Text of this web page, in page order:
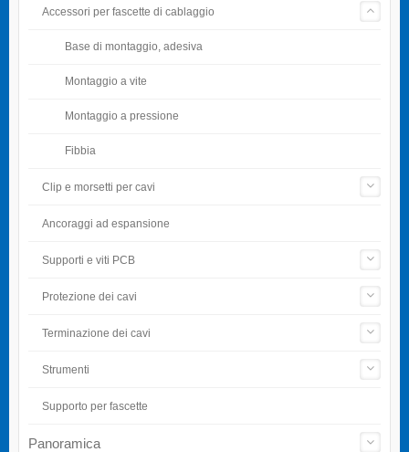
Accessori per fascette di cablaggio
Base di montaggio, adesiva
Montaggio a vite
Montaggio a pressione
Fibbia
Clip e morsetti per cavi
Ancoraggi ad espansione
Supporti e viti PCB
Protezione dei cavi
Terminazione dei cavi
Strumenti
Supporto per fascette
Panoramica